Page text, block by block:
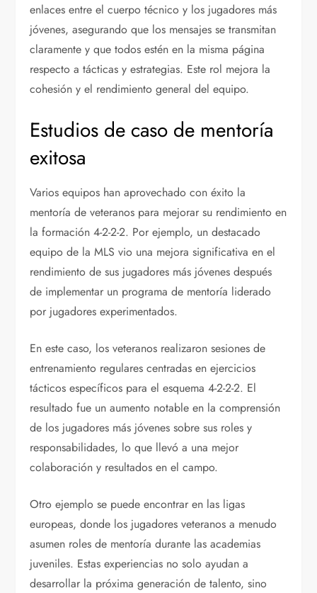
enlaces entre el cuerpo técnico y los jugadores más
jóvenes, asegurando que los mensajes se transmitan
claramente y que todos estén en la misma página
respecto a tácticas y estrategias. Este rol mejora la
cohesión y el rendimiento general del equipo.
Estudios de caso de mentoría
exitosa
Varios equipos han aprovechado con éxito la
mentoría de veteranos para mejorar su rendimiento en
la formación 4-2-2-2. Por ejemplo, un destacado
equipo de la MLS vio una mejora significativa en el
rendimiento de sus jugadores más jóvenes después
de implementar un programa de mentoría liderado
por jugadores experimentados.
En este caso, los veteranos realizaron sesiones de
entrenamiento regulares centradas en ejercicios
tácticos específicos para el esquema 4-2-2-2. El
resultado fue un aumento notable en la comprensión
de los jugadores más jóvenes sobre sus roles y
responsabilidades, lo que llevó a una mejor
colaboración y resultados en el campo.
Otro ejemplo se puede encontrar en las ligas
europeas, donde los jugadores veteranos a menudo
asumen roles de mentoría durante las academias
juveniles. Estas experiencias no solo ayudan a
desarrollar la próxima generación de talento, sino